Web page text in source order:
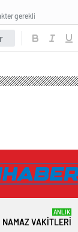
gerekli
NAMAZ VAKITLERI
ANLIK